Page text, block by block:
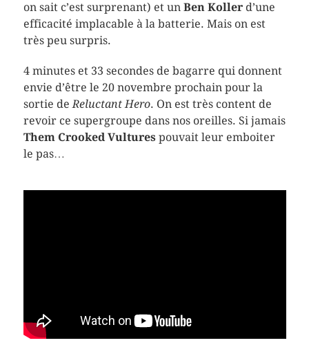
on sait c’est surprenant) et un Ben Kollerd’une
efficacité implacable à la batterie. Mais on est
très peu surpris.
4 minutes et 33 secondes de bagarre qui donnent
envie d’être le 20 novembre prochain pour la
sortie deReluctant Hero. On est très content de
revoir ce supergroupe dans nos oreilles. Si jamais
Them Crooked Vulturespouvait leur emboiter
le pas…